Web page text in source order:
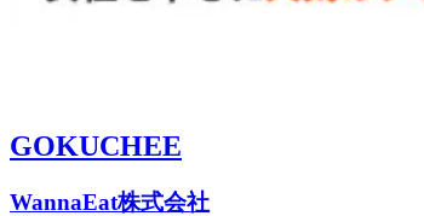
GOKUCHEE
WannaEat株式会社